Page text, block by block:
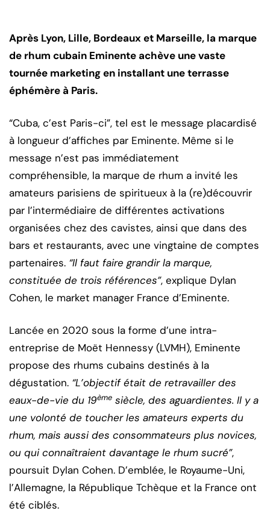
Après Lyon, Lille, Bordeaux et Marseille, la marque
de rhum cubain Eminente achève une vaste
tournée marketing en installant une terrasse
éphémère à Paris.
“Cuba, c’est Paris-ci”, tel est le message placardisé
à longueur d’affiches par Eminente. Même si le
message n’est pas immédiatement
compréhensible, la marque de rhum a invité les
amateurs parisiens de spiritueux à la (re)découvrir
par l’intermédiaire de différentes activations
organisées chez des cavistes, ainsi que dans des
bars et restaurants, avec une vingtaine de comptes
partenaires. “Il faut faire grandir la marque,
constituée de trois références”, explique Dylan
Cohen, le market manager France d’Eminente.
Lancée en 2020 sous la forme d’une intra-
entreprise de Moët Hennessy (LVMH), Eminente
propose des rhums cubains destinés à la
dégustation. “L’objectif était de retravailler des
eaux-de-vie du 19ème siècle, des aguardientes. Il y a
une volonté de toucher les amateurs experts du
rhum, mais aussi des consommateurs plus novices,
ou qui connaîtraient davantage le rhum sucré”,
poursuit Dylan Cohen. D’emblée, le Royaume-Uni,
l’Allemagne, la République Tchèque et la France ont
été ciblés.